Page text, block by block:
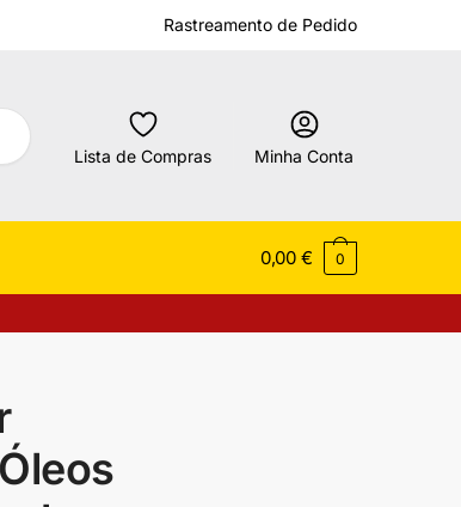
Rastreamento de Pedido
Lista de Compras Minha Conta
0,00€ 0